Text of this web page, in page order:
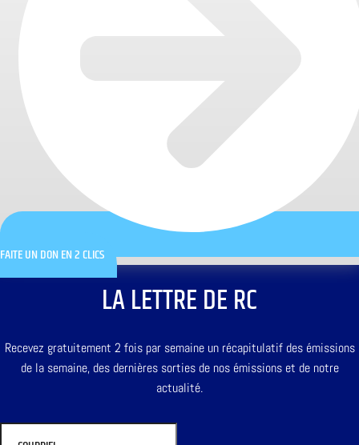
FAITE UN DON EN 2 CLICS
LA LETTRE DE RC
Recevez gratuitement 2 fois par semaine un récapitulatif des émissions
de la semaine, des dernières sorties de nos émissions et de notre
actualité.